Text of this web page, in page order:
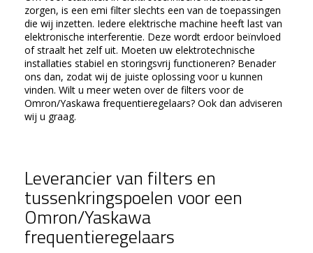
zorgen, is een emi filter slechts een van de toepassingen
die wij inzetten. Iedere elektrische machine heeft last van
elektronische interferentie. Deze wordt erdoor beïnvloed
of straalt het zelf uit. Moeten uw elektrotechnische
installaties stabiel en storingsvrij functioneren? Benader
ons dan, zodat wij de juiste oplossing voor u kunnen
vinden. Wilt u meer weten over de filters voor de
Omron/Yaskawa frequentieregelaars? Ook dan adviseren
wij u graag.
Leverancier van filters en
tussenkringspoelen voor een
Omron/Yaskawa
frequentieregelaars